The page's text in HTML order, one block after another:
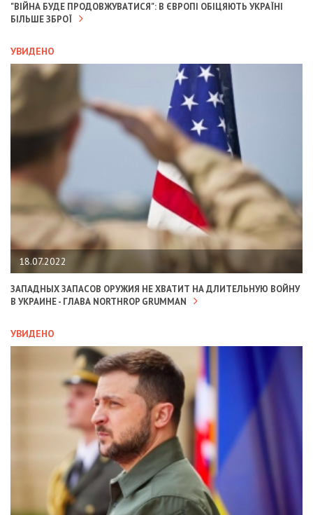
"ВІЙНА БУДЕ ПРОДОВЖУВАТИСЯ": В ЄВРОПІ ОБІЦЯЮТЬ УКРАЇНІ
БІЛЬШЕ ЗБРОЇ
УВИДЕНО
18.07.2022
ЗАПАДНЫХ ЗАПАСОВ ОРУЖИЯ НЕ ХВАТИТ НА ДЛИТЕЛЬНУЮ ВОЙНУ
В УКРАИНЕ - ГЛАВА NORTHROP GRUMMAN
УВИДЕНО